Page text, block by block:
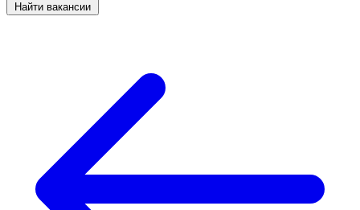
Найти вакансии